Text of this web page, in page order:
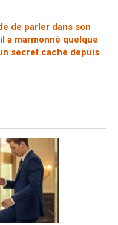
de parler dans son
a marmonné quelque
secret caché depuis